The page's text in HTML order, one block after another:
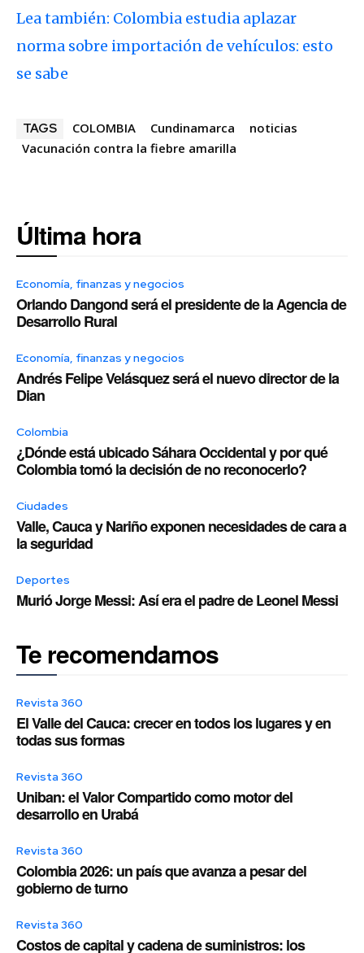
Lea también: Colombia estudia aplazar
norma sobre importación de vehículos: esto
se sabe
TAGS COLOMBIA Cundinamarca
noticias
Vacunación contra la fiebre amarilla
Última hora
Economía, finanzas y negocios
Orlando Dangond será el presidente de la Agencia de
Desarrollo Rural
Economía, finanzas y negocios
Andrés Felipe Velásquez será el nuevo director de la
Dian
Colombia
¿Dónde está ubicado Sáhara Occidental y por qué
Colombia tomó la decisión de no reconocerlo?
Ciudades
Valle, Cauca y Nariño exponen necesidades de cara a
la seguridad
Deportes
Murió Jorge Messi: Así era el padre de Leonel Messi
Te recomendamos
Revista 360
El Valle del Cauca: crecer en todos los lugares y en
todas sus formas
Revista 360
Uniban: el Valor Compartido como motor del
desarrollo en Urabá
Revista 360
Colombia 2026: un país que avanza a pesar del
gobierno de turno
Revista 360
Costos de capital y cadena de suministros: los